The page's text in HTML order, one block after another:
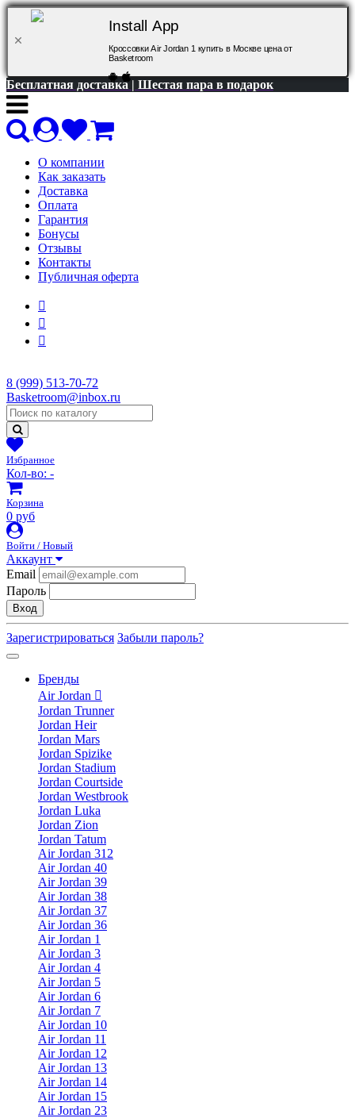
Install App
Кроссовки Air Jordan 1 купить в Москве цена от
Basketroom
Бесплатная доставка | Шестая пара в подарок
О компании
Как заказать
Доставка
Оплата
Гарантия
Бонусы
Отзывы
Контакты
Публичная оферта
8 (999) 513-70-72
Basketroom@inbox.ru
Избранное
Кол-во: -
Корзина
0 руб
Войти / Новый
Аккаунт
Email
Пароль
Вход
Зарегистрироваться Забыли пароль?
Бренды
Air Jordan
Jordan Trunner
Jordan Heir
Jordan Mars
Jordan Spizike
Jordan Stadium
Jordan Courtside
Jordan Westbrook
Jordan Luka
Jordan Zion
Jordan Tatum
Air Jordan 312
Air Jordan 40
Air Jordan 39
Air Jordan 38
Air Jordan 37
Air Jordan 36
Air Jordan 1
Air Jordan 3
Air Jordan 4
Air Jordan 5
Air Jordan 6
Air Jordan 7
Air Jordan 10
Air Jordan 11
Air Jordan 12
Air Jordan 13
Air Jordan 14
Air Jordan 15
Air Jordan 23